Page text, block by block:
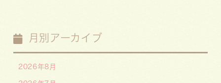
月別アーカイブ
2026年8月